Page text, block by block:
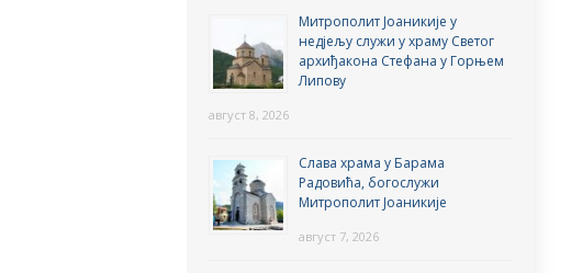
Митрополит Јоаникије у
недјељу служи у храму Светог
архиђакона Стефана у Горњем
Липову
август 8, 2026
Слава храма у Барама
Радовића, богослужи
Митрополит Јоаникије
август 7, 2026